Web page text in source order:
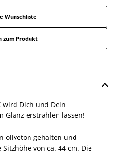
Wunschliste
zum Produkt
wird Dich und Dein
Glanz erstrahlen lassen!
oliveton gehalten und
von ca. 44 cm. Die